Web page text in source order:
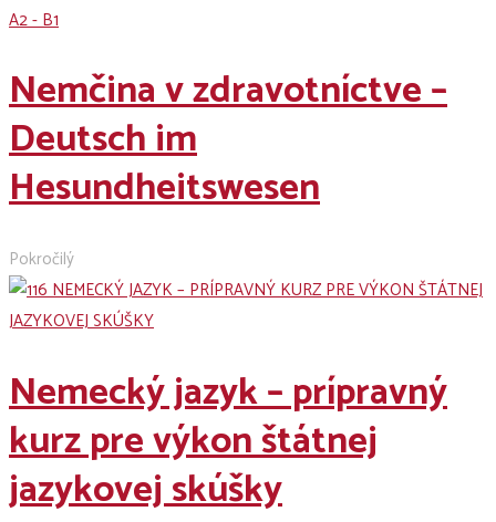
A2 - B1
Nemčina v zdravotníctve –
Deutsch im
Hesundheitswesen
Pokročilý
Nemecký jazyk – prípravný
kurz pre výkon štátnej
jazykovej skúšky